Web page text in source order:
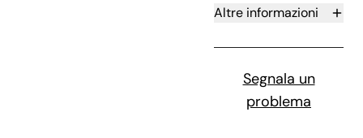
Altre informazioni
Segnala un
problema